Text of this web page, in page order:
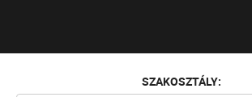
SZAKOSZTÁLY: